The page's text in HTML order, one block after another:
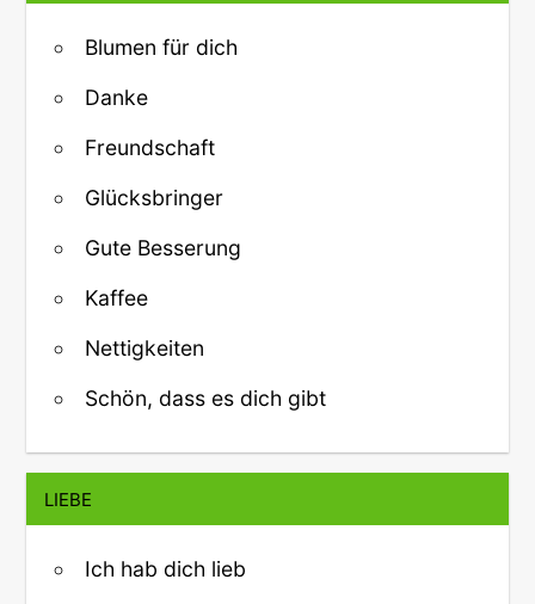
Blumen für dich
Danke
Freundschaft
Glücksbringer
Gute Besserung
Kaffee
Nettigkeiten
Schön, dass es dich gibt
LIEBE
Ich hab dich lieb